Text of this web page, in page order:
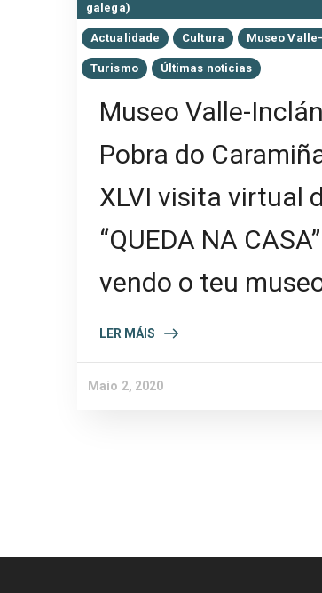
galega)
Actualidade Cultura Museo
Turismo Últimas noticias
Museo Valle-
Pobra do
XLVI visita virtual
“QUEDA NA CASA”
vendo o teu
LER MÁIS
Maio 2, 2020